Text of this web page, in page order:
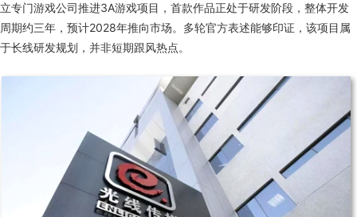
立专门游戏公司推进3A游戏项目，首款作品正处于研发阶段，整体开发
周期约三年，预计2028年推向市场。多轮官方表述能够印证，该项目属
于长线研发规划，并非短期跟风热点。